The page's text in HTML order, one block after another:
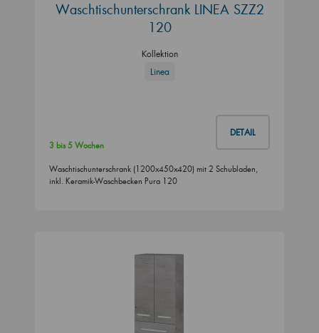
Waschtischunterschrank LINEA SZZ2
120
Kollektion
Linea
DETAIL
3 bis 5 Wochen
Waschtischunterschrank (1200x450x420) mit 2 Schubladen,
inkl. Keramik-Waschbecken Pura 120